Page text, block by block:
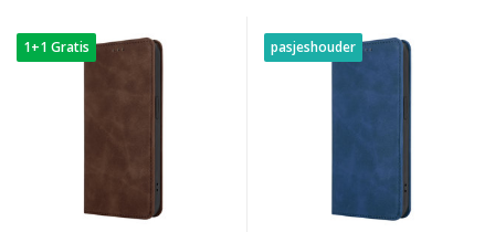
1+1 Gratis pasjeshouder